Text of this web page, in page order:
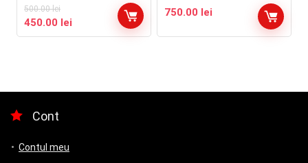
500.00lei
Prețul
inițial
450.00 lei
curent
750.00 lei
Cont
Contul meu